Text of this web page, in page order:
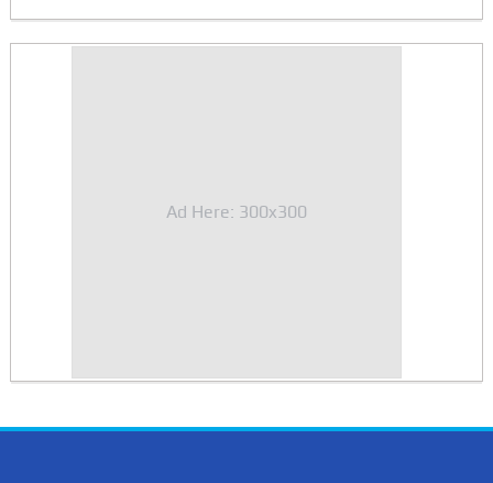
Ad Here: 300x300